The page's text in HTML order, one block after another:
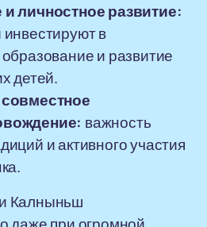
личностное развитие:
в
и развитие
детей.
важность
и активного участия
Калныньш